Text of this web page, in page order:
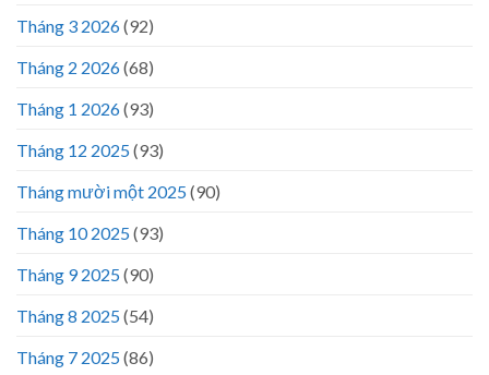
Tháng 3 2026(92)
Tháng 2 2026(68)
Tháng 1 2026(93)
Tháng 12 2025(93)
Tháng mười một 2025(90)
Tháng 10 2025(93)
Tháng 9 2025(90)
Tháng 8 2025(54)
Tháng 7 2025(86)